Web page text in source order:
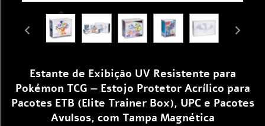
Estante de Exibição UV Resistente para
Pokémon TCG — Estojo Protetor Acrílico para
Pacotes ETB (Elite Trainer Box), UPC e Pacotes
Avulsos, com Tampa Magnética